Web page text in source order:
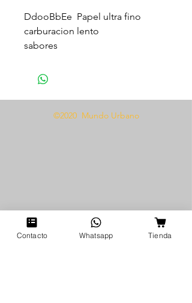
DdooBbEe Papel ultra fino
carburacion lento
sabores
©2020 Mundo Urbano
Contacto Whatsapp Tienda